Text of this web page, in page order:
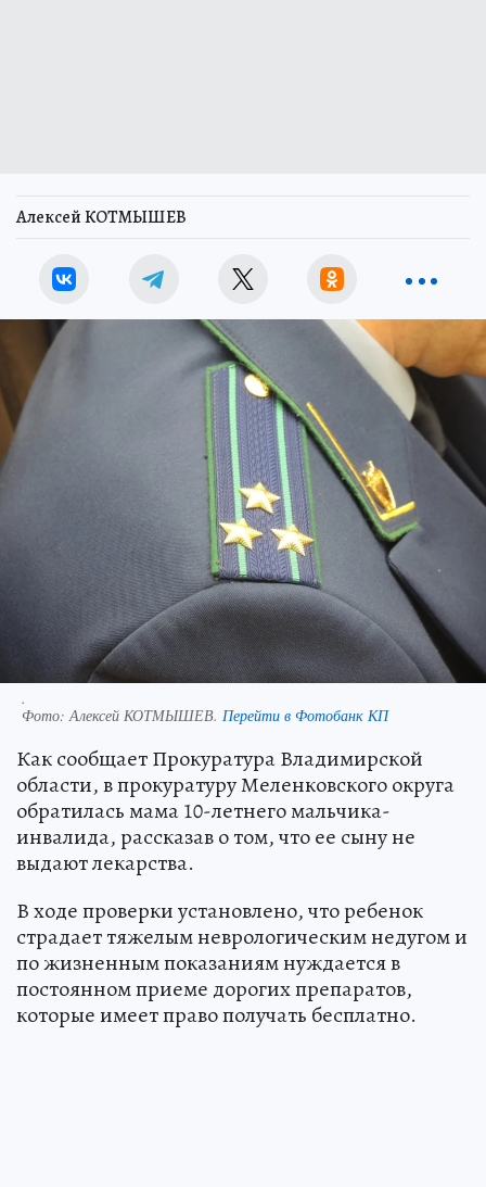
Алексей КОТМЫШЕВ
.
Фото: Алексей КОТМЫШЕВ. Перейти в Фотобанк КП
Как сообщает Прокуратура Владимирской
области, в прокуратуру Меленковского округа
обратилась мама 10-летнего мальчика-
инвалида, рассказав о том, что ее сыну не
выдают лекарства.
В ходе проверки установлено, что ребенок
страдает тяжелым неврологическим недугом и
по жизненным показаниям нуждается в
постоянном приеме дорогих препаратов,
которые имеет право получать бесплатно.